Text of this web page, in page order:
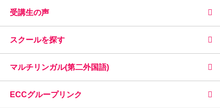
受講生の声
スクールを探す
マルチリンガル(第二外国語)
ECCグループリンク